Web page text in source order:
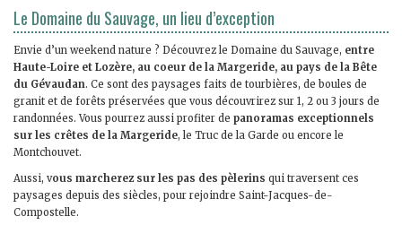
Le Domaine du Sauvage, un lieu d’exception
Envie d’un weekend nature ? Découvrez le Domaine du Sauvage, entre
Haute-Loire et Lozère, au coeur de la Margeride, au pays de la Bête
du Gévaudan. Ce sont des paysages faits de tourbières, de boules de
granit et de forêts préservées que vous découvrirez sur 1, 2 ou 3 jours de
randonnées. Vous pourrez aussi profiter de panoramas exceptionnels
sur les crêtes de la Margeride, le Truc de la Garde ou encore le
Montchouvet.
Aussi, vous marcherez sur les pas des pèlerins qui traversent ces
paysages depuis des siècles, pour rejoindre Saint-Jacques-de-
Compostelle.